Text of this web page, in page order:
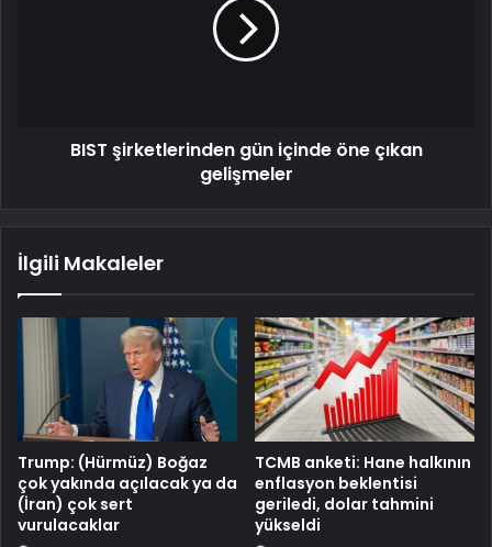
BIST şirketlerinden gün içinde öne çıkan
gelişmeler
İlgili Makaleler
Trump: (Hürmüz) Boğaz
çok yakında açılacak ya da
(İran) çok sert
vurulacaklar
TCMB anketi: Hane halkının
enflasyon beklentisi
geriledi, dolar tahmini
yükseldi